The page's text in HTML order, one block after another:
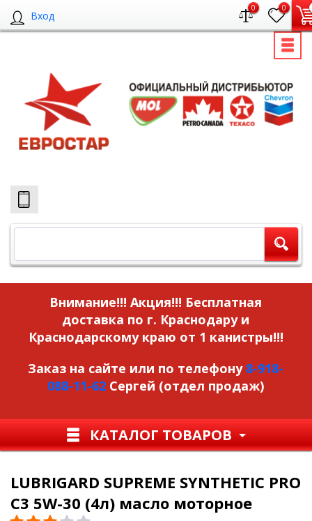
Вход
0 0
Внимание!!! Акция!!! Бесплатная
доставка по г. Краснодару и
Краснодарскому краю от 1 канистры!!!
Заказ на сайте или по телефону 8-918-
088-11-62 Сергей (отдел продаж)
КАТАЛОГ ТОВАРОВ
LUBRIGARD SUPREME SYNTHETIC PRO
C3 5W-30 (4л) масло моторное